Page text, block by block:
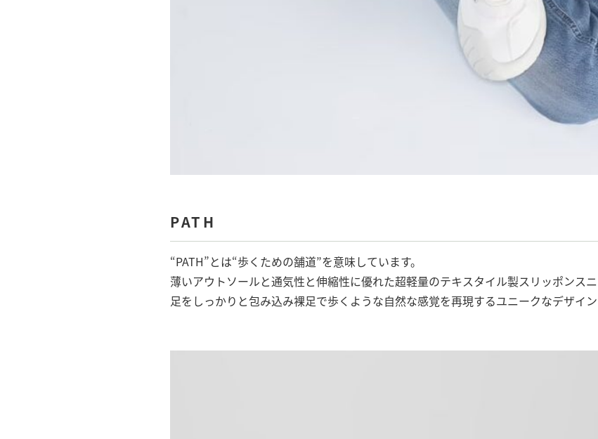
PATH
“PATH”とは“歩くための舗道”を意味しています。
薄いアウトソールと通気性と伸縮性に優れた超軽量のテキスタイル製スリッポンス
足をしっかりと包み込み裸足で歩くような自然な感覚を再現するユニークなデザイン